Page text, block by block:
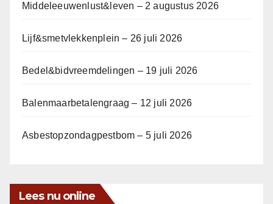
Middeleeuwenlust&leven – 2 augustus 2026
Lijf&smetvlekkenplein – 26 juli 2026
Bedel&bidvreemdelingen – 19 juli 2026
Balenmaarbetalengraag – 12 juli 2026
Asbestopzondagpestbom – 5 juli 2026
Lees nu online